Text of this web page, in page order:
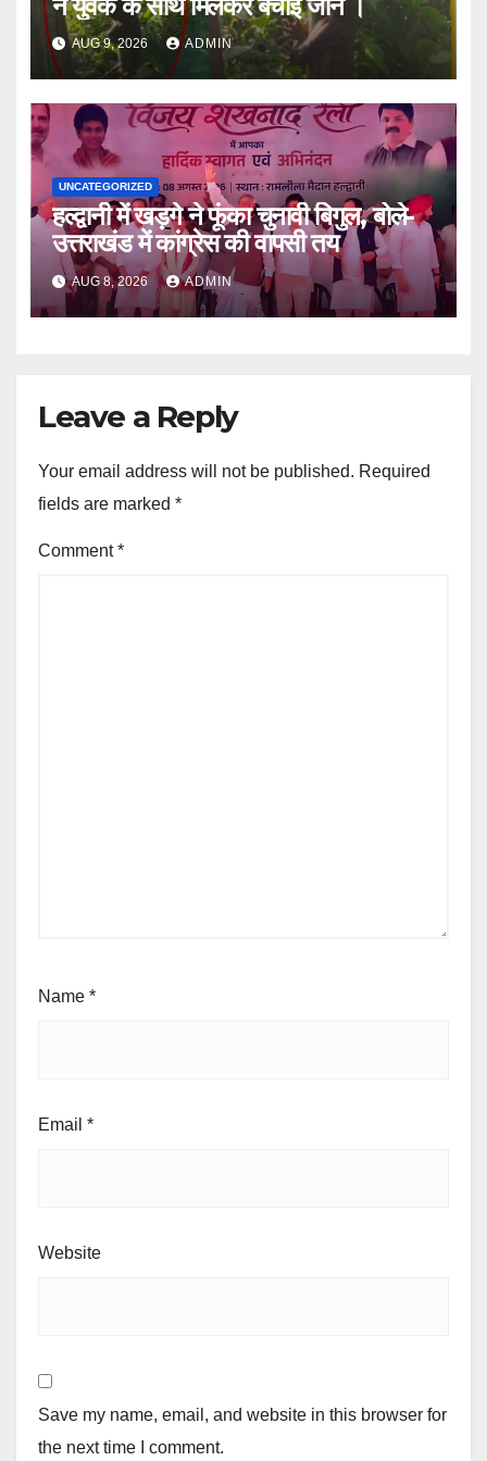
AUG 9, 2026 ADMIN
UNCATEGORIZED
हल्द्वानी में खड़गे ने फूंका चुनावी बिगुल, बोले-
उत्तराखंड में कांग्रेस की वापसी तय
AUG 8, 2026 ADMIN
Leave a Reply
Your email address will not be published. Required
fields are marked *
Comment*
Name *
Email *
Website
Save my name, email, and website in this browser for
the next time I comment.